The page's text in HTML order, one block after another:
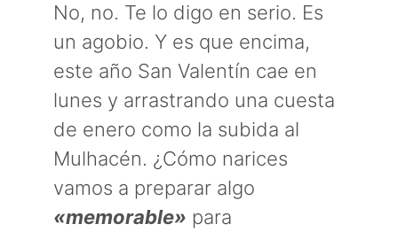
No, no. Te lo digo en serio. Es
un agobio. Y es que encima,
este año San Valentín cae en
lunes y arrastrando una cuesta
de enero como la subida al
Mulhacén. ¿Cómo narices
vamos a preparar algo
«memorable» para